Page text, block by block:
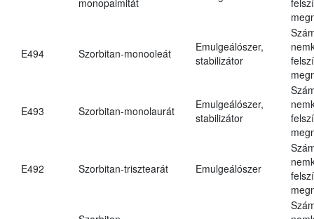
E494 Szorbitan-monooleát
Emulgeálószer,
stabilizátor
E493 Szorbitan-monolaurát
Emulgeálószer,
stabilizátor
E492 Szorbitan-trisztearát Emulgeálószer